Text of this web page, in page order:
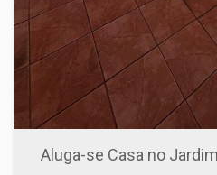
Aluga-se Casa no